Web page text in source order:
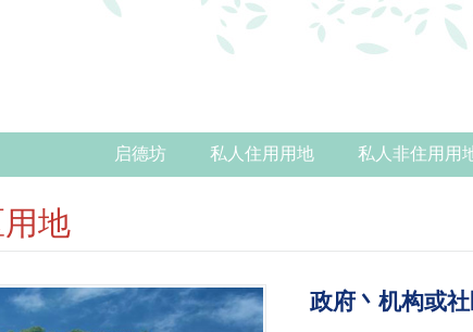
启德坊 私人住用用地 私人非住用用
地
政府丶机构或